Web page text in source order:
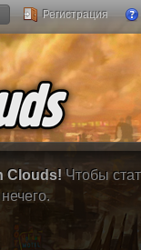
Регистрация
Clouds! Чтобы